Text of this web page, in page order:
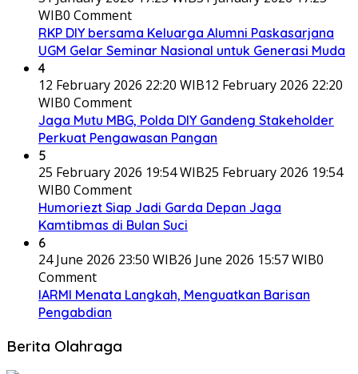
WIB0 Comment
RKP DIY bersama Keluarga Alumni Paskasarjana
UGM Gelar Seminar Nasional untuk Generasi Muda
4
12 February 2026 22:20 WIB12 February 2026 22:20
WIB0 Comment
Jaga Mutu MBG, Polda DIY Gandeng Stakeholder
Perkuat Pengawasan Pangan
5
25 February 2026 19:54 WIB25 February 2026 19:54
WIB0 Comment
Humoriezt Siap Jadi Garda Depan Jaga
Kamtibmas di Bulan Suci
6
24 June 2026 23:50 WIB26 June 2026 15:57 WIB0
Comment
IARMI Menata Langkah, Menguatkan Barisan
Pengabdian
Berita Olahraga